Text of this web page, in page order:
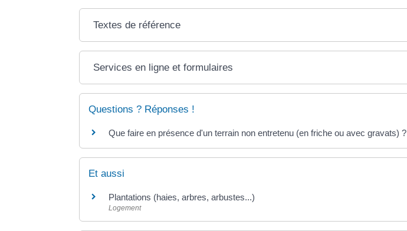
Textes de référence
Services en ligne et formulaires
Questions ? Réponses !
Que faire en présence d'un terrain non entretenu (en friche ou avec gravats) ?
Et aussi
Plantations (haies, arbres, arbustes...)
Logement